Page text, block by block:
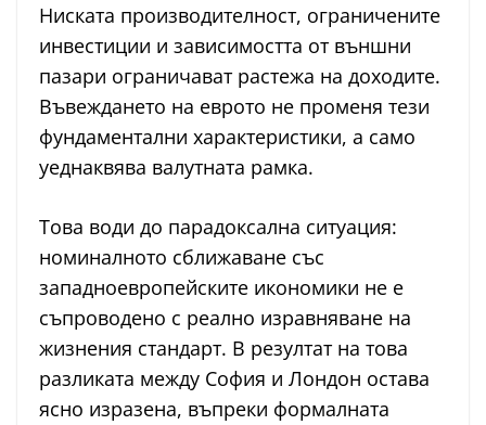
Ниската производителност, ограничените
инвестиции и зависимостта от външни
пазари ограничават растежа на доходите.
Въвеждането на еврото не променя тези
фундаментални характеристики, а само
уеднаквява валутната рамка.
Това води до парадоксална ситуация:
номиналното сближаване със
западноевропейските икономики не е
съпроводено с реално изравняване на
жизнения стандарт. В резултат на това
разликата между София и Лондон остава
ясно изразена, въпреки формалната